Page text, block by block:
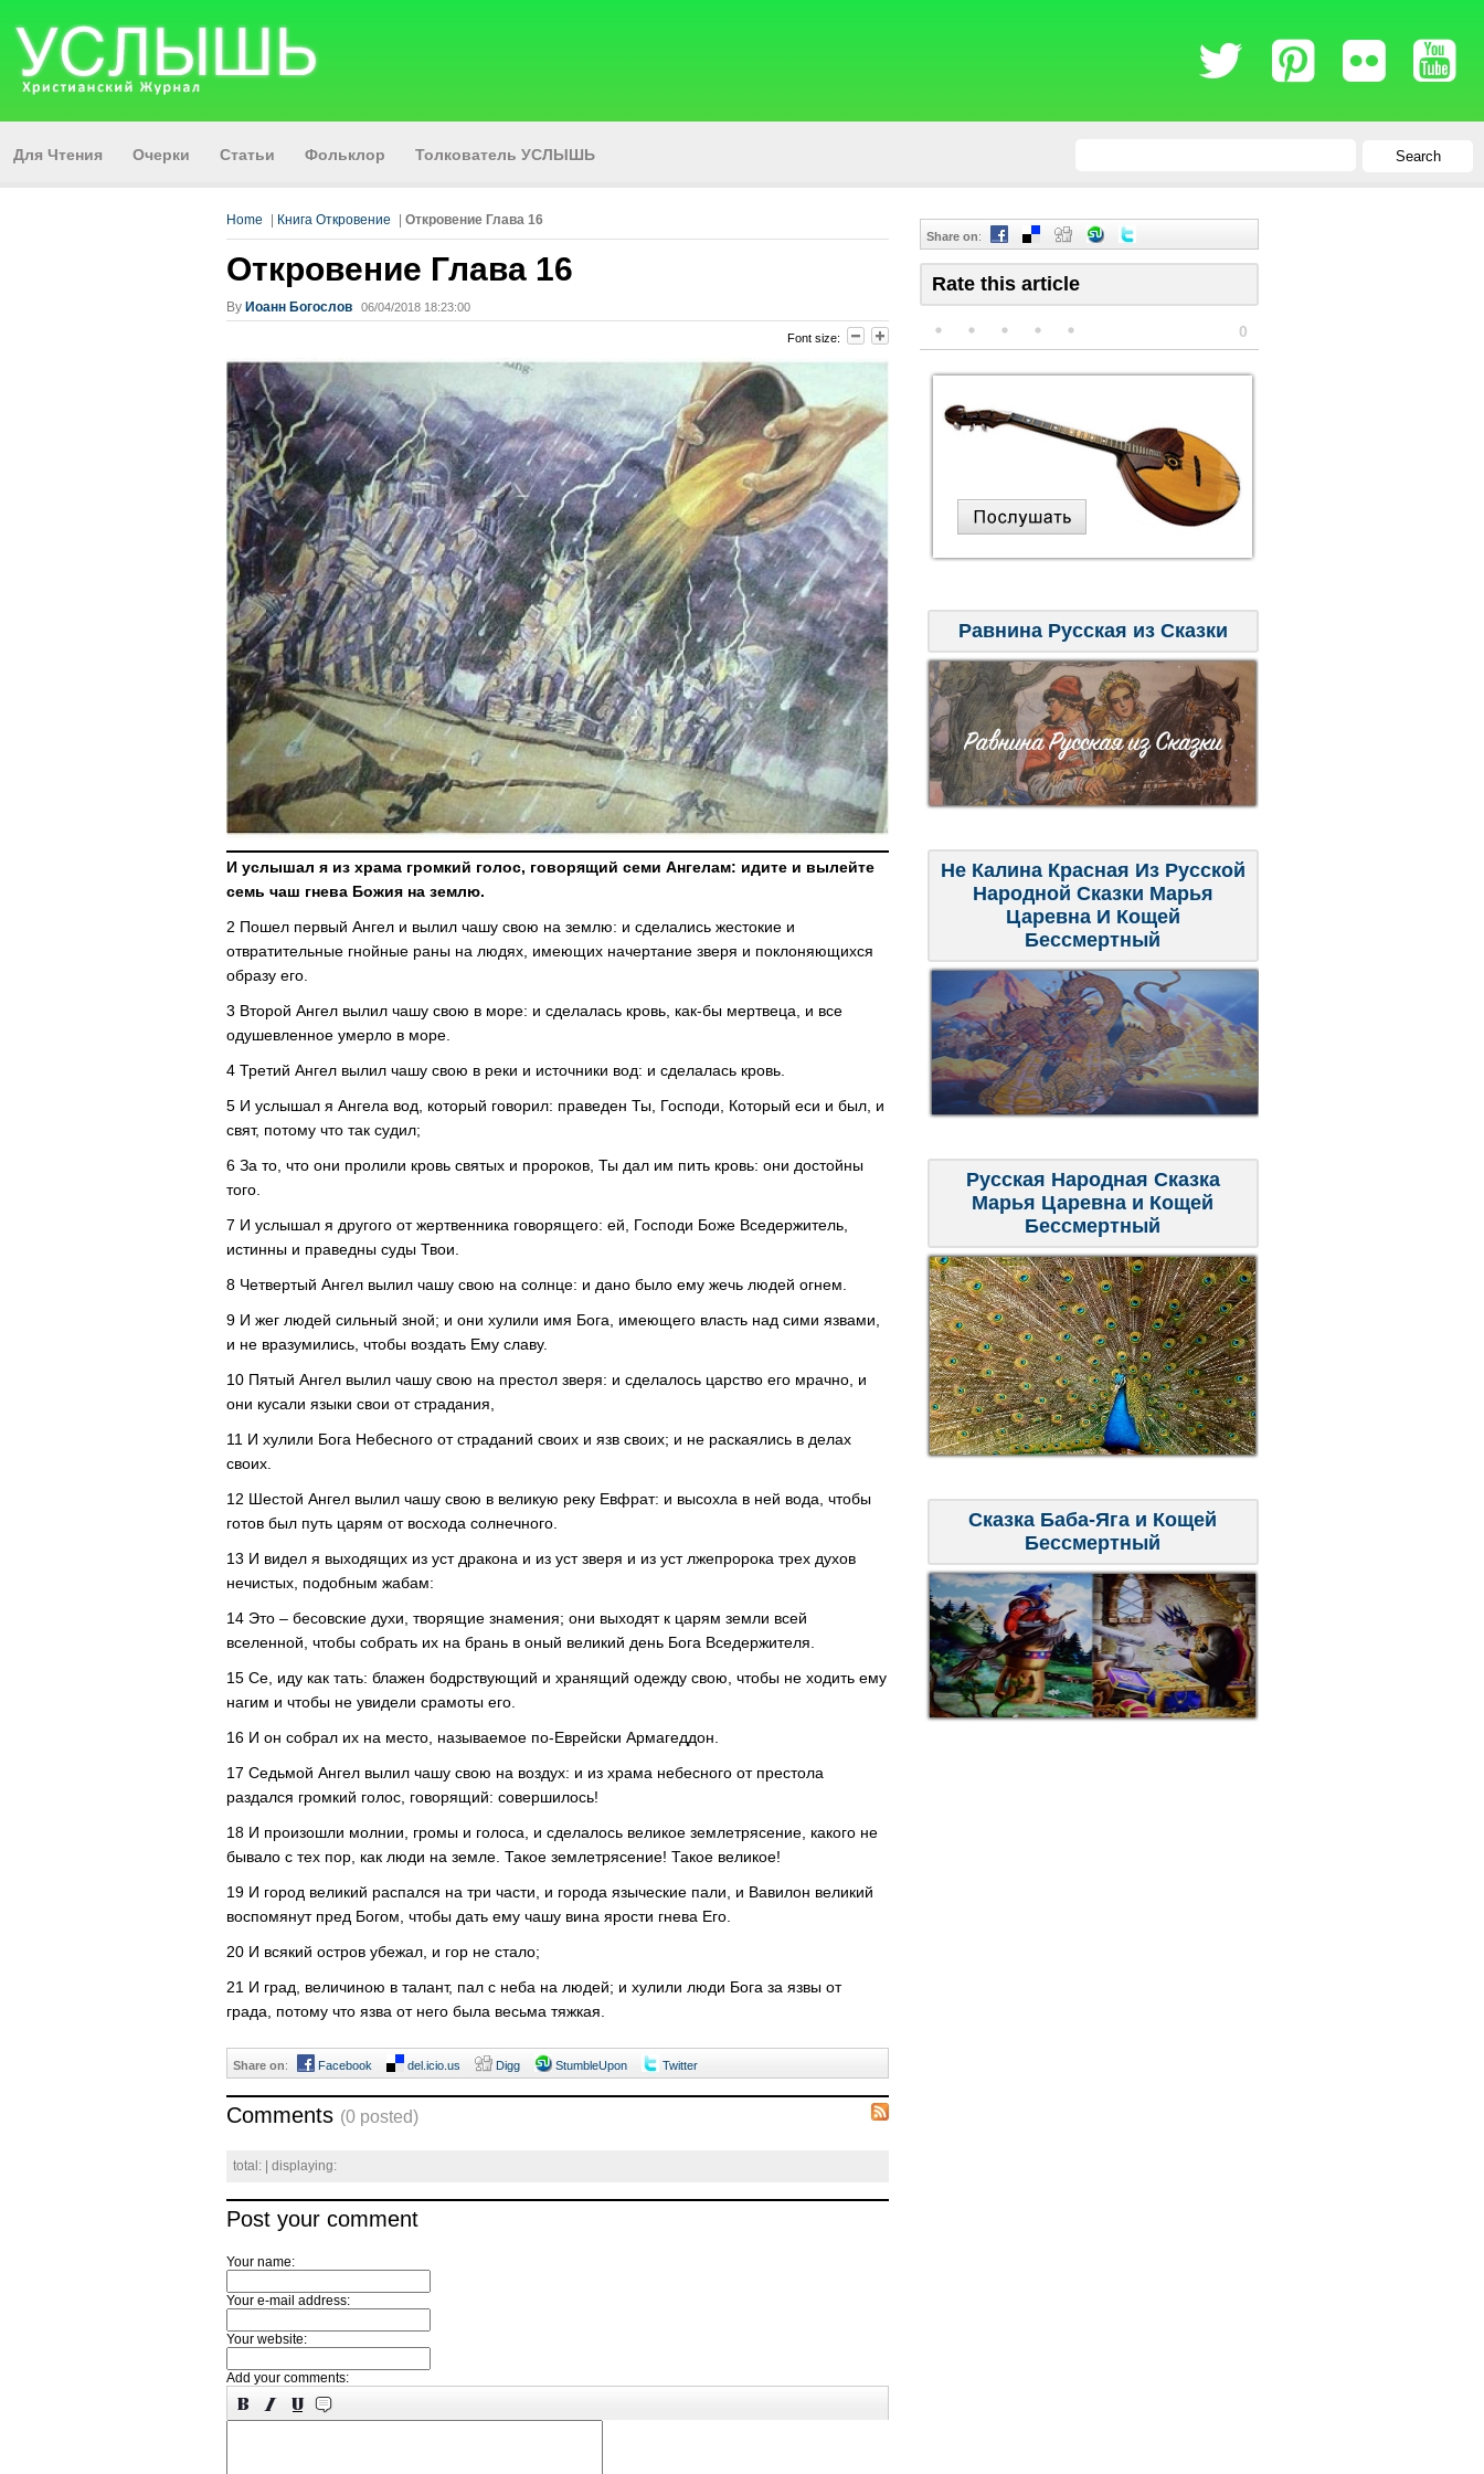
Для Чтения Очерки Статьи Фольклор Толкователь УСЛЫШЬ Search
Home Книга Откровение Откровение Глава 16
Откровение Глава 16
By Иоанн Богослов 06/04/2018 18:23:00
Font size:
И услышал я из храма громкий голос, говорящий семи Ангелам: идите и вылейте
семь чаш гнева Божия на землю.
2 Пошел первый Ангел и вылил чашу свою на землю: и сделались жестокие и
отвратительные гнойные раны на людях, имеющих начертание зверя и поклоняющихся
образу его.
3 Второй Ангел вылил чашу свою в море: и сделалась кровь, как-бы мертвеца, и все
одушевленное умерло в море.
4 Третий Ангел вылил чашу свою в реки и источники вод: и сделалась кровь.
5 И услышал я Ангела вод, который говорил: праведен Ты, Господи, Который еси и был, и
свят, потому что так судил;
6 За то, что они пролили кровь святых и пророков, Ты дал им пить кровь: они достойны
того.
7 И услышал я другого от жертвенника говорящего: ей, Господи Боже Вседержитель,
истинны и праведны суды Твои.
8 Четвертый Ангел вылил чашу свою на солнце: и дано было ему жечь людей огнем.
9 И жег людей сильный зной; и они хулили имя Бога, имеющего власть над сими язвами,
и не вразумились, чтобы воздать Ему славу.
10 Пятый Ангел вылил чашу свою на престол зверя: и сделалось царство его мрачно, и
они кусали языки свои от страдания,
11 И хулили Бога Небесного от страданий своих и язв своих; и не раскаялись в делах
своих.
12 Шестой Ангел вылил чашу свою в великую реку Евфрат: и высохла в ней вода, чтобы
готов был путь царям от восхода солнечного.
13 И видел я выходящих из уст дракона и из уст зверя и из уст лжепророка трех духов
нечистых, подобным жабам:
14 Это – бесовские духи, творящие знамения; они выходят к царям земли всей
вселенной, чтобы собрать их на брань в оный великий день Бога Вседержителя.
15 Се, иду как тать: блажен бодрствующий и хранящий одежду свою, чтобы не ходить ему
нагим и чтобы не увидели срамоты его.
16 И он собрал их на место, называемое по-Еврейски Армагеддон.
17 Седьмой Ангел вылил чашу свою на воздух: и из храма небесного от престола
раздался громкий голос, говорящий: совершилось!
18 И произошли молнии, громы и голоса, и сделалось великое землетрясение, какого не
бывало с тех пор, как люди на земле. Такое землетрясение! Такое великое!
19 И город великий распался на три части, и города языческие пали, и Вавилон великий
воспомянут пред Богом, чтобы дать ему чашу вина ярости гнева Его.
20 И всякий остров убежал, и гор не стало;
21 И град, величиною в талант, пал с неба на людей; и хулили люди Бога за язвы от
града, потому что язва от него была весьма тяжкая.
Share on: Facebook del.icio.us Digg StumbleUpon Twitter
Comments (0 posted)
total: | displaying:
Post your comment
Your name:
Your e-mail address:
Your website:
Add your comments:
Share on:
Rate this article
0
Равнина Русская из Сказки
Не Калина Красная Из Русской
Народной Сказки Марья
Царевна И Кощей
Бессмертный
Русская Народная Сказка
Марья Царевна и Кощей
Бессмертный
Сказка Баба-Яга и Кощей
Бессмертный